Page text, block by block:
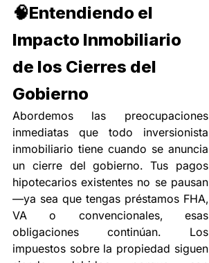
🧠Entendiendo el
Impacto Inmobiliario
de los Cierres del
Gobierno
Abordemos las preocupaciones
inmediatas que todo inversionista
inmobiliario tiene cuando se anuncia
un cierre del gobierno. Tus pagos
hipotecarios existentes no se pausan
—ya sea que tengas préstamos FHA,
VA o convencionales, esas
obligaciones continúan. Los
impuestos sobre la propiedad siguen